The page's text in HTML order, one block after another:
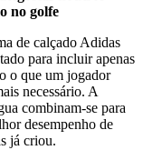
no golfe
de calçado Adidas
para incluir apenas
o que um jogador
necessário. A
combinam-se para
desempenho de
já criou.